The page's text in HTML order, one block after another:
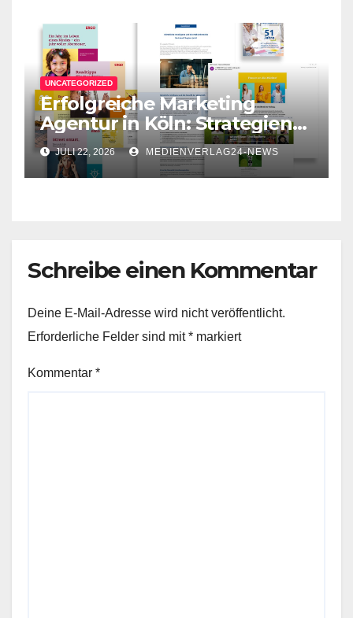
UNCATEGORIZED
Erfolgreiche Marketing
Agentur in Köln: Strategien
für Ihr Unternehmen
JULI 22, 2026 MEDIENVERLAG24-NEWS
Schreibe einen Kommentar
Deine E-Mail-Adresse wird nicht veröffentlicht.
Erforderliche Felder sind mit* markiert
Kommentar *